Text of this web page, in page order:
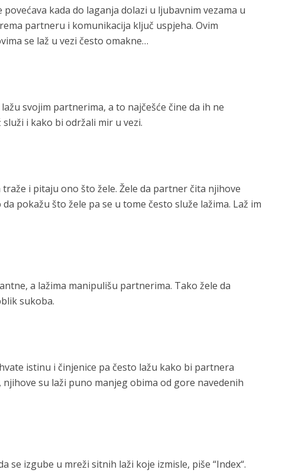
kada do laganja dolazi u ljubavnim vezama u
partneru i komunikacija ključ uspjeha. Ovim
se laž u vezi često omakne…
svojim partnerima, a to najčešće čine da ih ne
služi i kako bi održali mir u vezi.
traže i pitaju ono što žele. Žele da partner čita njihove
pokažu što žele pa se u tome često služe lažima. Laž im
a lažima manipulišu partnerima. Tako žele da
sukoba.
istinu i činjenice pa često lažu kako bi partnera
njihove su laži puno manjeg obima od gore navedenih
se izgube u mreži sitnih laži koje izmisle, piše “Index“.